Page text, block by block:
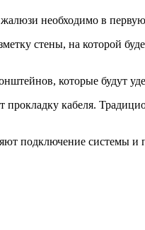
необходимо в
стены, на которой
которые будут
прокладку кабеля.
подключение системы и